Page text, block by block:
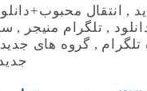
, انتقال
, تلگرام منیجر ,
تلگرام , گروه های جدید